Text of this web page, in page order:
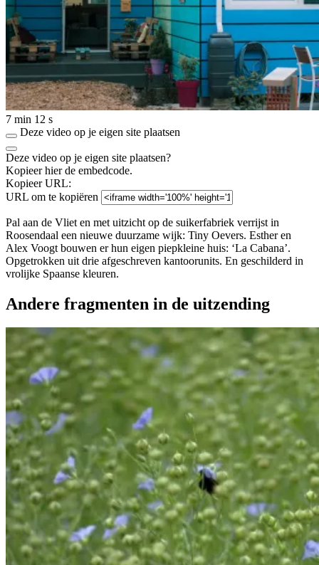
7 min 12 s
Deze video op je eigen site plaatsen
Deze video op je eigen site plaatsen?
Kopieer hier de embedcode.
Kopieer URL:
URL om te kopiëren
Pal aan de Vliet en met uitzicht op de suikerfabriek verrijst in
Roosendaal een nieuwe duurzame wijk: Tiny Oevers. Esther en
Alex Voogt bouwen er hun eigen piepkleine huis: ‘La Cabana’.
Opgetrokken uit drie afgeschreven kantoorunits. En geschilderd in
vrolijke Spaanse kleuren.
Andere fragmenten in de uitzending